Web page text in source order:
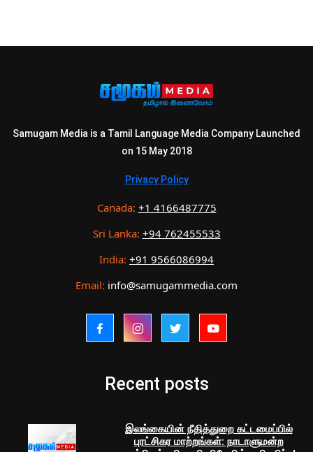
Samugam Media is a Tamil Language Media Company Launched
on 15 May 2018
Privacy Policy
Canada: +1 4166487775
Sri Lanka: +94 762455533
India: +91 9566086994
Email: info@samugammedia.com
Recent posts
இலங்கையின் நீதித்துறை கட்டமைப்பில்
புரட்சிகர மாற்றங்கள்: நாடாளுமன்ற